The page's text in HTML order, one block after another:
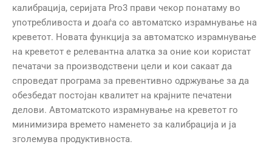
калибрација, серијата Pro3 прави чекор понатаму во
употребливоста и доаѓа со автоматско израмнување на
креветот. Новата функција за автоматско израмнување
на креветот е релевантна алатка за оние кои користат
печатачи за производствени цели и кои сакаат да
спроведат програма за превентивно одржување за да
обезбедат постојан квалитет на крајните печатени
делови. Автоматското израмнување на креветот го
минимизира времето наменето за калибрација и ја
зголемува продуктивноста.